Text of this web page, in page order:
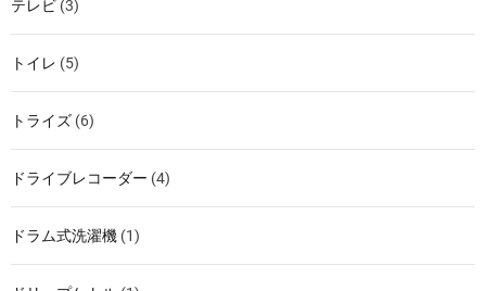
テレビ (3)
トイレ (5)
トライズ (6)
ドライブレコーダー (4)
ドラム式洗濯機 (1)